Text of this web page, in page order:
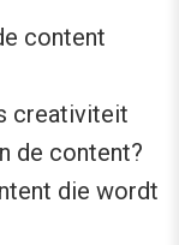
content
creativiteit
de content?
die wordt